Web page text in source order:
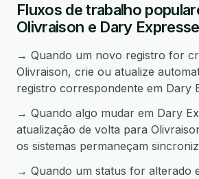
Fluxos de trabalho
Olivraison e Dary Expresse
→ Quando um novo registro for
Olivraison, crie ou atualize
registro correspondente em Dary
→ Quando algo mudar em Dary
atualização de volta para
os sistemas permaneçam
→ Quando um status for alterado